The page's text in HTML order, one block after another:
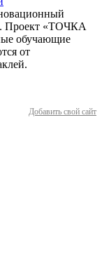
Проект «ТОЧКА
обучающие
от
Добавить свой сайт